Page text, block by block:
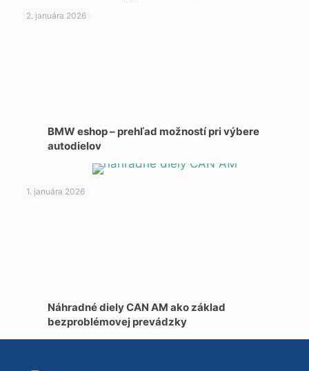
2. januára 2026
BMW eshop – prehľad možností pri výbere
autodielov
1. januára 2026
Náhradné diely CAN AM ako základ
bezproblémovej prevádzky